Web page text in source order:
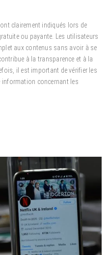
clairement indiqués lors de
ou payante. Les utilisateurs
aux contenus sans avoir à se
à la transparence et à la
il est important de vérifier les
concernant les